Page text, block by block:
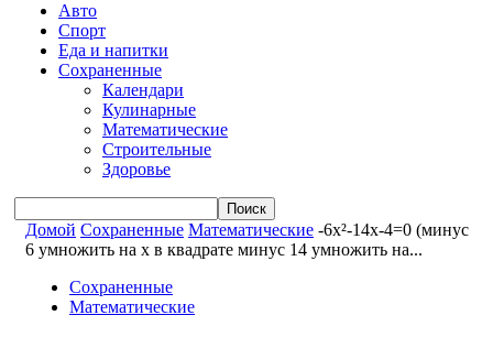
Авто
Спорт
Еда и напитки
Сохраненные
Календари
Кулинарные
Математические
Строительные
Здоровье
Домой Сохраненные Математические -6x²-14x-4=0 (минус
6 умножить на x в квадрате минус 14 умножить на...
Сохраненные
Математические